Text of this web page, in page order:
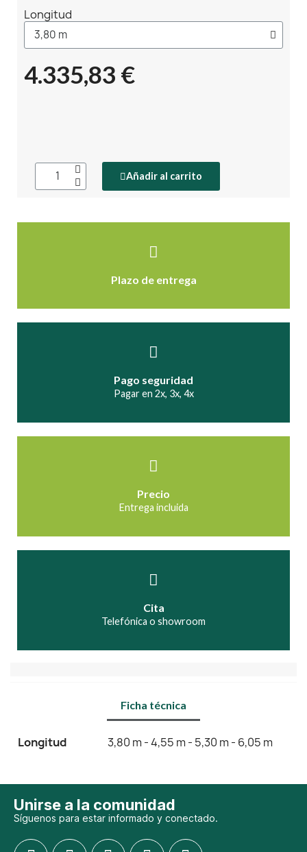
Longitud
4.335,83 €
Añadir al carrito
Plazo de entrega
Pago seguridad
Pagar en 2x, 3x, 4x
Precio
Entrega incluida
Cita
Telefónica o showroom
Ficha técnica
Longitud 3,80 m - 4,55 m - 5,30 m - 6,05 m
Unirse a la comunidad
Síguenos para estar informado y conectado.